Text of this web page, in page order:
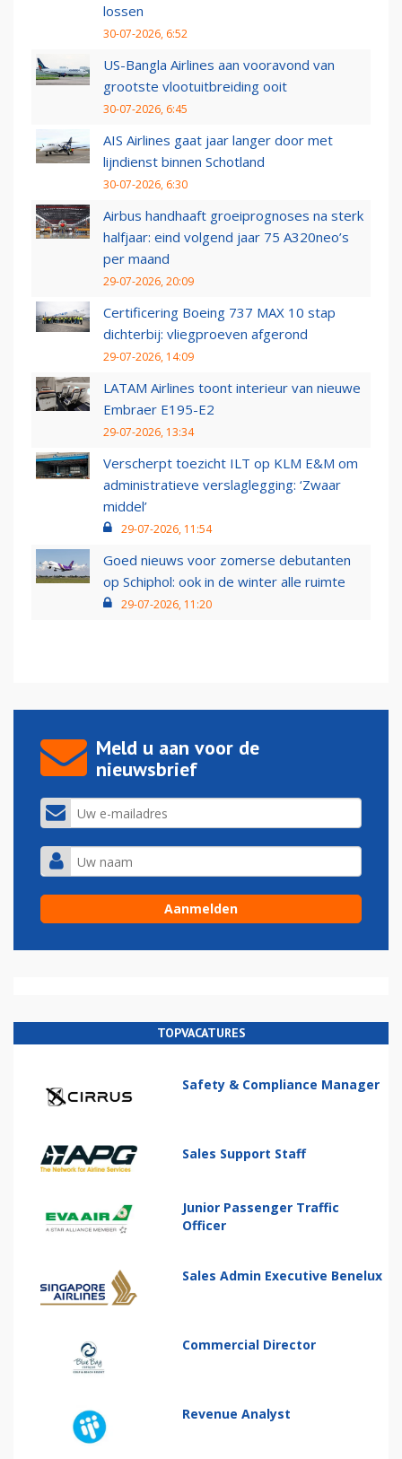
lossen
30-07-2026, 6:52
US-Bangla Airlines aan vooravond van
grootste vlootuitbreiding ooit
30-07-2026, 6:45
AIS Airlines gaat jaar langer door met
lijndienst binnen Schotland
30-07-2026, 6:30
Airbus handhaaft groeiprognoses na sterk
halfjaar: eind volgend jaar 75 A320neo’s
per maand
29-07-2026, 20:09
Certificering Boeing 737 MAX 10 stap
dichterbij: vliegproeven afgerond
29-07-2026, 14:09
LATAM Airlines toont interieur van nieuwe
Embraer E195-E2
29-07-2026, 13:34
Verscherpt toezicht ILT op KLM E&M om
administratieve verslaglegging: ‘Zwaar
middel’
29-07-2026, 11:54
Goed nieuws voor zomerse debutanten
op Schiphol: ook in de winter alle ruimte
29-07-2026, 11:20
Meld u aan voor de
nieuwsbrief
TOPVACATURES
Safety & Compliance Manager
Sales Support Staff
Junior Passenger Traffic
Officer
Sales Admin Executive Benelux
Commercial Director
Revenue Analyst